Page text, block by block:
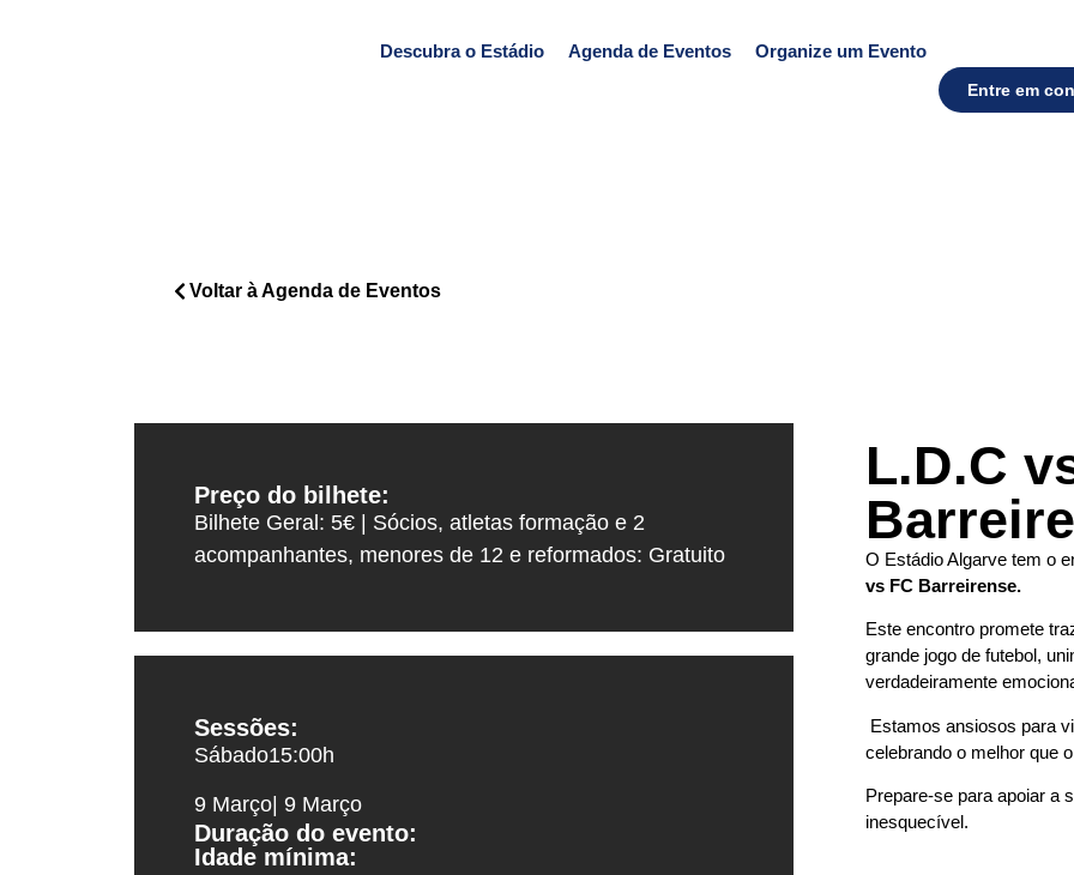
Descubra o Estádio Agenda de Eventos Organize um Evento
Entre em
Voltar à Agenda de Eventos
Preço do bilhete:
Bilhete Geral: 5€ | Sócios, atletas formação e 2
acompanhantes, menores de 12 e reformados: Gratuito
Sessões:
Sábado15:00h
9 Março | 9 Março
Duração do evento:
Idade mínima:
L.D.C
O Estádio Algarve tem o
vs FC Barreirense.
Este encontro promete
grande jogo de futebol,
verdadeiramente
Estamos ansiosos para
celebrando o melhor que
Prepare-se para apoiar a
inesquecível.